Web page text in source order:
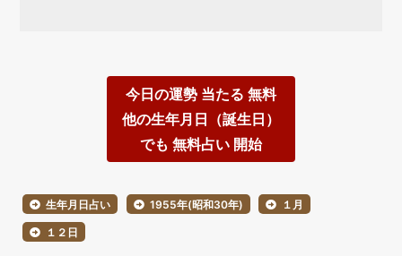
今日の運勢 当たる 無料
他の生年月日（誕生日）
でも 無料占い 開始
生年月日占い 1955年(昭和30年) １月
１２日